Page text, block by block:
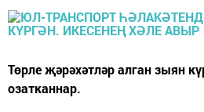
Төрле җәрәхәтләр алган зыян
озатканнар.